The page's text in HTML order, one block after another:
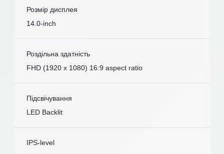
Розмір дисплея
14.0-inch
Роздільна здатність
FHD (1920 x 1080) 16:9 aspect ratio
Підсвічування
LED Backlit
IPS-level